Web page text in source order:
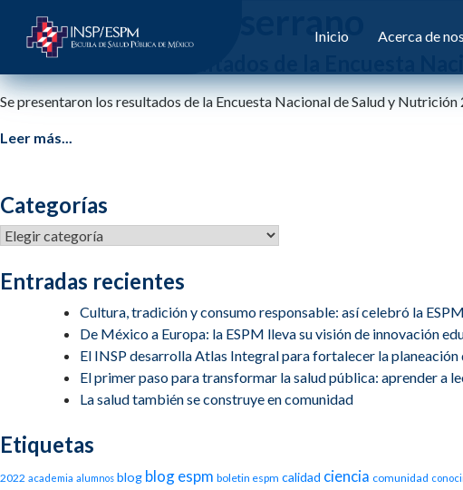
Inicio Acerca de
Etiqueta: malo serrano
Presentación de resultados de la Encuesta
Se presentaron los resultados de la Encuesta Nacional de Salud y
Leer más...
Categorías
Categorías
Entradas recientes
Cultura, tradición y consumo responsable: así celebró la
De México a Europa: la ESPM lleva su visión de innovación
El INSP desarrolla Atlas Integral para fortalecer la
El primer paso para transformar la salud pública: aprender a
La salud también se construye en comunidad
Etiquetas
2022 academia alumnos blog blog espm boletin espm calidad ciencia comunidad